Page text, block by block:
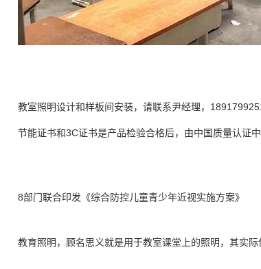
教室照明设计和样板间安装，请联系尹经理，
节能证书和3C证书是产品检验合格后，由中国质量认证中
8部门联合印发《综合防控儿童青少年近视实施方案》
教育照明，顾名思义就是用于教室课堂上的照明，其实